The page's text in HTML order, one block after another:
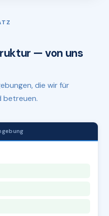
— von uns
die wir für
betreuen.